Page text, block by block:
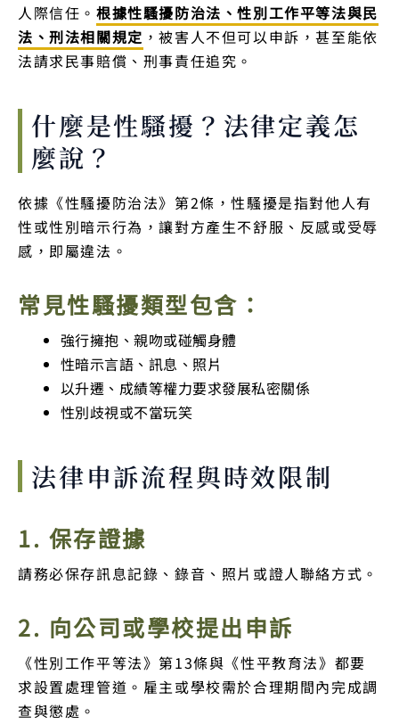
人際信任。 根據性騷擾防治法、性別工作平等法與民
法、刑法相關規定 ，被害人不但可以申訴，甚至能依
法請求民事賠償、刑事責任追究。
什麼是性騷擾？法律定義怎
麼說？
依據《性騷擾防治法》第2條，性騷擾是指對他人有
性或性別暗示行為，讓對方產生不舒服、反感或受辱
感，即屬違法。
常見性騷擾類型包含：
強行擁抱、親吻或碰觸身體
性暗示言語、訊息、照片
以升遷、成績等權力要求發展私密關係
性別歧視或不當玩笑
法律申訴流程與時效限制
1. 保存證據
請務必保存訊息記錄、錄音、照片或證人聯絡方式。
2. 向公司或學校提出申訴
《性別工作平等法》第13條與《性平教育法》都要
求設置處理管道。雇主或學校需於合理期間內完成調
查與懲處。